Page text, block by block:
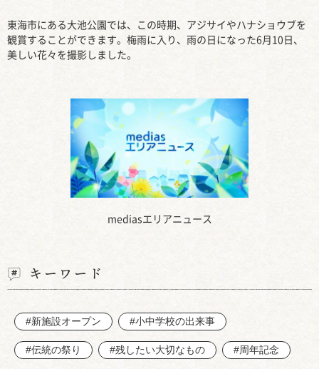
mediasエリアニュース
東海市にある大池公園では、この時期、アジサイやハナショウブを
観賞することができます。梅雨に入り、雨の日になった6月10日、
美しい花々を撮影しました。
キーワード
#新施設オープン #小中学校の出来事
#伝統の祭り #残したい大切なもの #周年記念